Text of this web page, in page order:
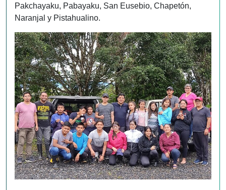
Pakchayaku, Pabayaku, San Eusebio, Chapetón,
Naranjal y Pistahualino.